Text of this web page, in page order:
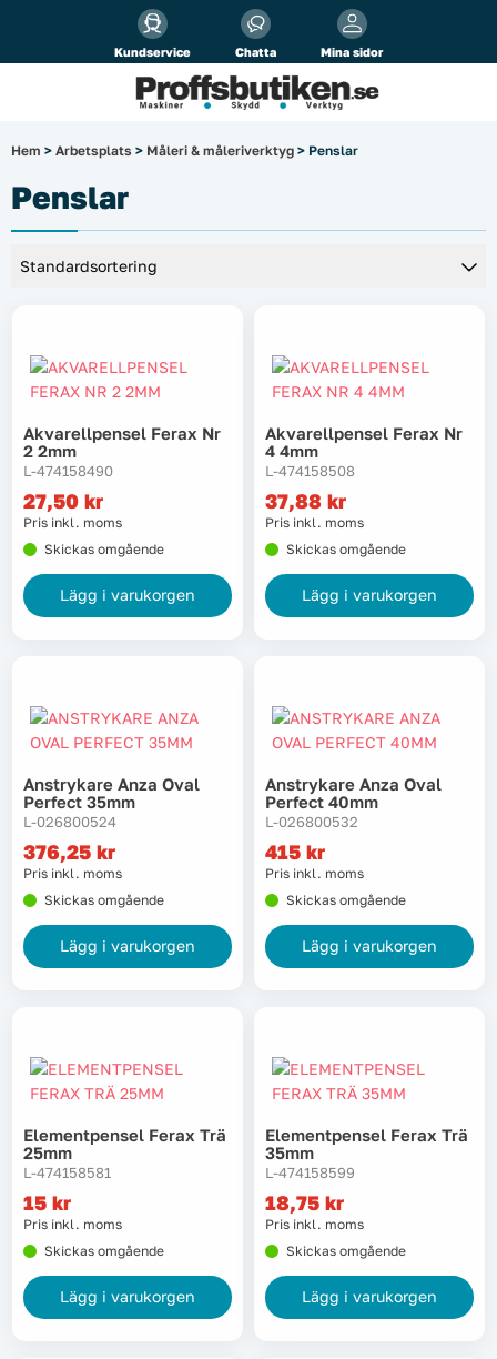
Kundservice Chatta Mina sidor
Alla priser visasinkl. moms!
Företag Privat
El & belysning
Laserinstrument
Lyft, transport & materialhantering
Maskiner
Oljor & kem
Outlet
Skydd & kläder
Svets
Tryckluft
Verktyg
Värme, VVS & inomhusklimat
Hem Kampanjer
Hem > Arbetsplats > Måleri & måleriverktyg > Penslar
Penslar
Akvarellpensel Ferax Nr
2 2mm
L-474158490
27,50 kr
Pris inkl. moms
Skickas omgående
Lägg i varukorgen
Akvarellpensel Ferax Nr
4 4mm
L-474158508
37,88 kr
Pris inkl. moms
Skickas omgående
Lägg i varukorgen
Anstrykare Anza Oval
Perfect 35mm
L-026800524
376,25 kr
Pris inkl. moms
Skickas omgående
Lägg i varukorgen
Anstrykare Anza Oval
Perfect 40mm
L-026800532
415 kr
Pris inkl. moms
Skickas omgående
Lägg i varukorgen
Elementpensel Ferax Trä
25mm
L-474158581
15 kr
Pris inkl. moms
Skickas omgående
Lägg i varukorgen
Elementpensel Ferax Trä
35mm
L-474158599
18,75 kr
Pris inkl. moms
Skickas omgående
Lägg i varukorgen